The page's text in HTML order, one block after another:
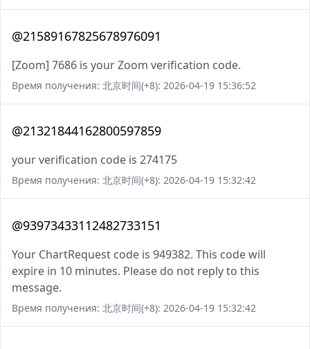
@21589167825678976091
[Zoom] 7686 is your Zoom verification code.
Время получения: 北京时间(+8): 2026-04-19 15:36:52
@21321844162800597859
your verification code is 274175
Время получения: 北京时间(+8): 2026-04-19 15:32:42
@93973433112482733151
Your ChartRequest code is 949382. This code will
expire in 10 minutes. Please do not reply to this
message.
Время получения: 北京时间(+8): 2026-04-19 15:32:42